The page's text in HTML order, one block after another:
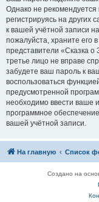
Однако не
регистрируясь на других
к вашей учётной записи
пожалуйста, храните его
представители «Сказка о
третье лицо не вправе
забудете ваш пароль к
воспользоваться
предусмотренной
необходимо ввести ваше
программное
вашей учётной записи.
На главную Список
Создано на